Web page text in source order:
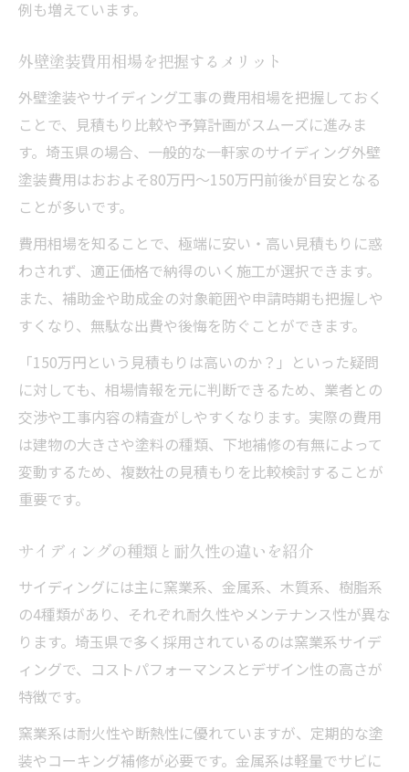
例も増えています。
外壁塗装費用相場を把握するメリット
外壁塗装やサイディング工事の費用相場を把握しておく
ことで、見積もり比較や予算計画がスムーズに進みま
す。埼玉県の場合、一般的な一軒家のサイディング外壁
塗装費用はおおよそ80万円～150万円前後が目安となる
ことが多いです。
費用相場を知ることで、極端に安い・高い見積もりに惑
わされず、適正価格で納得のいく施工が選択できます。
また、補助金や助成金の対象範囲や申請時期も把握しや
すくなり、無駄な出費や後悔を防ぐことができます。
「150万円という見積もりは高いのか？」といった疑問
に対しても、相場情報を元に判断できるため、業者との
交渉や工事内容の精査がしやすくなります。実際の費用
は建物の大きさや塗料の種類、下地補修の有無によって
変動するため、複数社の見積もりを比較検討することが
重要です。
サイディングの種類と耐久性の違いを紹介
サイディングには主に窯業系、金属系、木質系、樹脂系
の4種類があり、それぞれ耐久性やメンテナンス性が異な
ります。埼玉県で多く採用されているのは窯業系サイデ
ィングで、コストパフォーマンスとデザイン性の高さが
特徴です。
窯業系は耐火性や断熱性に優れていますが、定期的な塗
装やコーキング補修が必要です。金属系は軽量でサビに